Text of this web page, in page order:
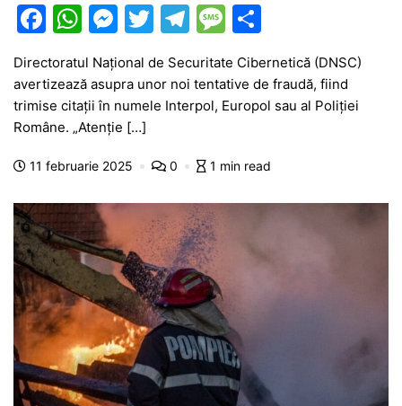
F
c
e
b
o
k
W
at
s
A
p
M
s
s
e
n
er
T
itt
er
T
el
e
gr
m
M
s
s
g
ta
je
z
Directoratul Naţional de Securitate Cibernetică (DNSC)
avertizează asupra unor noi tentative de fraudă, fiind
trimise citaţii în numele Interpol, Europol sau al Poliţiei
Române. „Atenţie […]
11 februarie 2025 0 1 min read